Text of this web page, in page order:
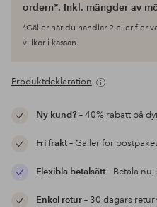
ordern*. Inkl. mängder av
*Gäller när du handlar 2 eller fler
villkor i kassan.
Produktdeklaration
Ny kund?– 40% rabatt på
Fri frakt– Gäller för
Flexibla betalsätt– Betala
Enkel retur– 30 dagars